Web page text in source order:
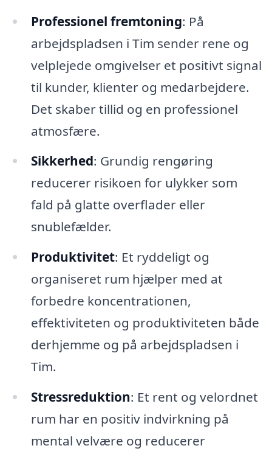
Professionel fremtoning: På
arbejdspladsen i Tim sender rene og
velplejede omgivelser et positivt signal
til kunder, klienter og medarbejdere.
Det skaber tillid og en professionel
atmosfære.
Sikkerhed: Grundig rengøring
reducerer risikoen for ulykker som
fald på glatte overflader eller
snublefælder.
Produktivitet: Et ryddeligt og
organiseret rum hjælper med at
forbedre koncentrationen,
effektiviteten og produktiviteten både
derhjemme og på arbejdspladsen i
Tim.
Stressreduktion: Et rent og velordnet
rum har en positiv indvirkning på
mental velvære og reducerer